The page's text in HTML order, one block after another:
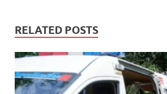
RELATED POSTS